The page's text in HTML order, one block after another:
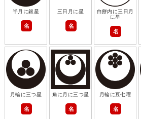
半月に銀星
名
三日月に星
名
白餅内に三日月
に星
名
月輪に三つ星
名
角に月に三つ星
名
月輪に豆七曜
名